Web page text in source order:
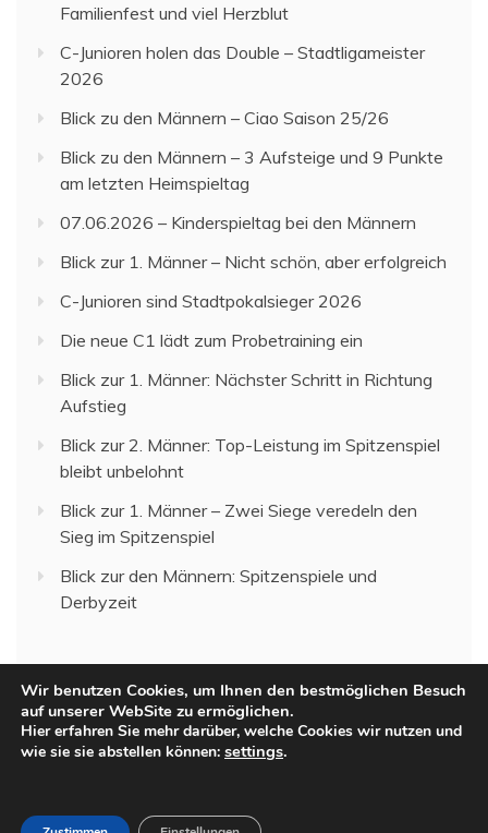
Familienfest und viel Herzblut
C-Junioren holen das Double – Stadtligameister
2026
Blick zu den Männern – Ciao Saison 25/26
Blick zu den Männern – 3 Aufsteige und 9 Punkte
am letzten Heimspieltag
07.06.2026 – Kinderspieltag bei den Männern
Blick zur 1. Männer – Nicht schön, aber erfolgreich
C-Junioren sind Stadtpokalsieger 2026
Die neue C1 lädt zum Probetraining ein
Blick zur 1. Männer: Nächster Schritt in Richtung
Aufstieg
Blick zur 2. Männer: Top-Leistung im Spitzenspiel
bleibt unbelohnt
Blick zur 1. Männer – Zwei Siege veredeln den
Sieg im Spitzenspiel
Blick zur den Männern: Spitzenspiele und
Derbyzeit
All Rights Reserved 2023.
byCandid Themes
Wir benutzen Cookies, um Ihnen den bestmöglichen Besuch
auf unserer WebSite zu ermöglichen.
Hier erfahren Sie mehr darüber, welche Cookies wir nutzen und
wie sie sie abstellen können: settings.